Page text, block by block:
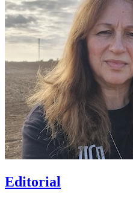
Editorial